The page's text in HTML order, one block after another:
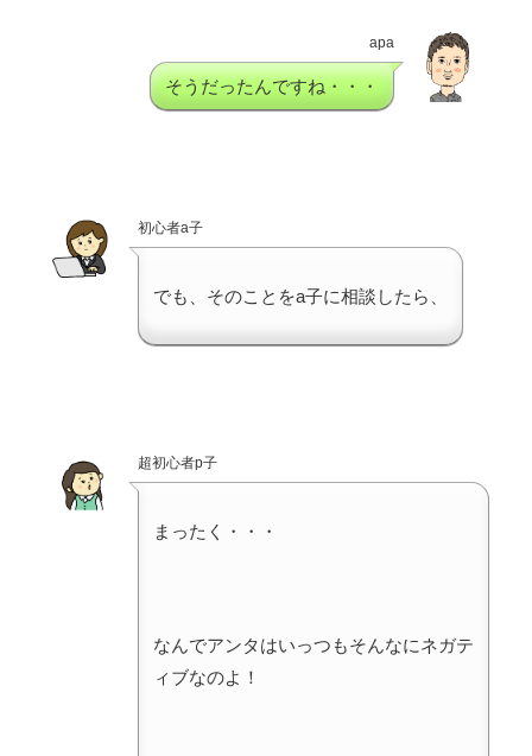
apa
そうだったんですね・・・
初心者a子
でも、そのことをa子に相談したら、
超初心者p子
まったく・・・
なんでアンタはいっつもそんなにネガテ
ィブなのよ！